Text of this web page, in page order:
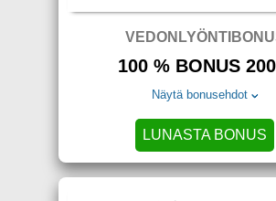
100 % BONUS
Näytä bonusehdot
LUNASTA BONUS